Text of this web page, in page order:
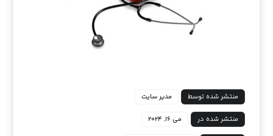
منتشر شده توسط مدیر سایت
منتشر شده در می ۱۶, ۲۰۲۴